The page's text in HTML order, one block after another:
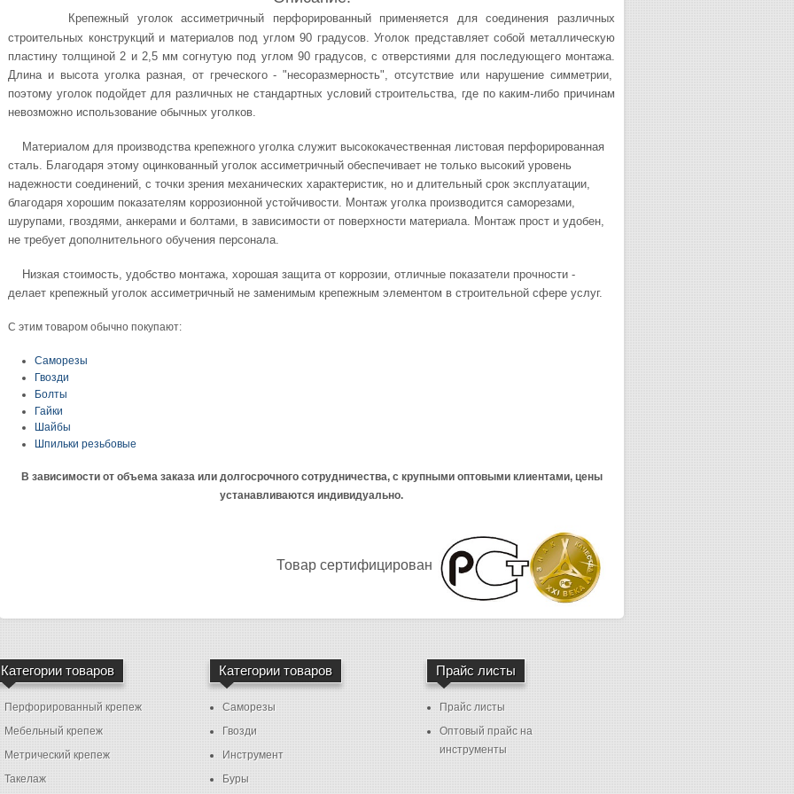
80мм
доски от
80мм
доски от
и
гвоздодеры
специальные
тонкогубцы Targ
отверток "Nox"
USH
"RENNBOHR"
Крепежный уголок ассиметричный перфорированныйприменяется для соединения различных
строительных конструкций и материалов под углом 90 градусов. Уголок представляет собой металлическую
пластину толщиной 2 и 2,5 мм согнутую под углом 90 градусов, с отверстиями для последующего монтажа.
Длина и высота уголка разная, от греческого - "несоразмерность", отсутствие или нарушение симметрии,
поэтому уголок подойдет для различных не стандартных условий строительства, где по каким-либо причинам
невозможно использование обычных уголков.
Материалом для производства крепежного уголка служит высококачественная листовая перфорированная
сталь. Благодаря этому оцинкованный уголок ассиметричный обеспечивает не только высокий уровень
надежности соединений, с точки зрения механических характеристик, но и длительный срок эксплуатации,
благодаря хорошим показателям коррозионной устойчивости. Монтаж уголка производится саморезами,
шурупами, гвоздями, анкерами и болтами, в зависимости от поверхности материала. Монтаж прост и удобен,
не требует дополнительного обучения персонала.
Низкая стоимость, удобство монтажа, хорошая защита от коррозии, отличные показатели прочности -
делает крепежный уголок ассиметричный не заменимым крепежным элементом в строительной сфере услуг.
С этим товаром обычно покупают:
Саморезы
Гвозди
Болты
Гайки
Шайбы
Шпильки резьбовые
В зависимости от объема заказа или долгосрочного сотрудничества, с крупными оптовыми клиентами, цены
устанавливаются индивидуально.
Товар сертифицирован
Категории товаров
Перфорированный крепеж
Мебельный крепеж
Метрический крепеж
Такелаж
Категории товаров
Саморезы
Гвозди
Инструмент
Буры
Прайс листы
Прайс листы
Оптовый прайс на
инструменты